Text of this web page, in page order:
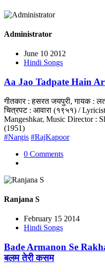
Administrator
June 10 2012
Hindi Songs
Aa Jao Tadpate Hain
गीतकार : हसरत जयपुरी, गायक :
चित्रपट : आवारा (१९५१) /
Mangeshkar, Music Director :
(1951)
#Nargis #RajKapoor
0 Comments
Ranjana S
February 15 2014
Hindi Songs
Bade Armanon Se
बलम तेरी कसम